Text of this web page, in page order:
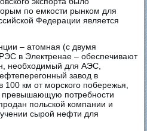
по емкости рынком для
Федерации является
– атомная (с двумя
в Электренае – обеспечивают
необходимый для АЭС,
завод в
км от морского побережья,
превышающую потребности
польской компании и
сырой нефти для